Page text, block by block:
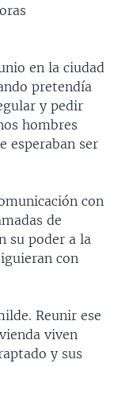
en la ciudad
pretendía
y pedir
hombres
esperaban ser
con
de
su poder a la
con
Reunir ese
viven
y sus